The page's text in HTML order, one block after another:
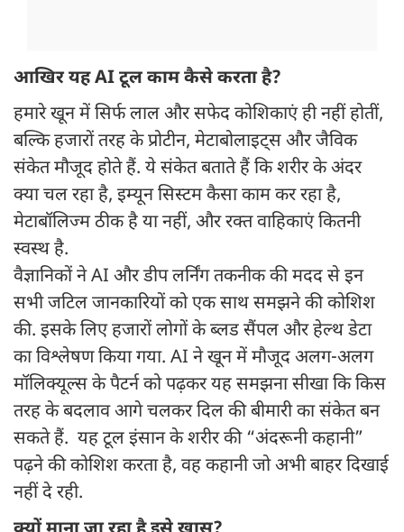
आखिर यह AI टूल काम कैसे करता है?
हमारे खून में सिर्फ लाल और सफेद कोशिकाएं ही नहीं होतीं,
बल्कि हजारों तरह के प्रोटीन, मेटाबोलाइट्स और जैविक
संकेत मौजूद होते हैं. ये संकेत बताते हैं कि शरीर के अंदर
क्या चल रहा है, इम्यून सिस्टम कैसा काम कर रहा है,
मेटाबॉलिज्म ठीक है या नहीं, और रक्त वाहिकाएं कितनी
स्वस्थ है.
वैज्ञानिकों ने AI और डीप लर्निंग तकनीक की मदद से इन
सभी जटिल जानकारियों को एक साथ समझने की कोशिश
की. इसके लिए हजारों लोगों के ब्लड सैंपल और हेल्थ डेटा
का विश्लेषण किया गया. AI ने खून में मौजूद अलग-अलग
मॉलिक्यूल्स के पैटर्न को पढ़कर यह समझना सीखा कि किस
तरह के बदलाव आगे चलकर दिल की बीमारी का संकेत बन
सकते हैं. यह टूल इंसान के शरीर की “अंदरूनी कहानी”
पढ़ने की कोशिश करता है, वह कहानी जो अभी बाहर दिखाई
नहीं दे रही.